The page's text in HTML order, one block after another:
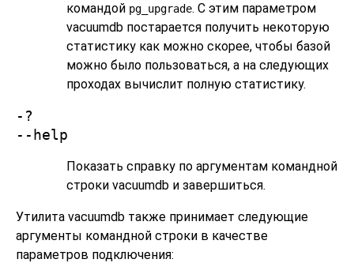
командой pg_upgrade. С этим параметром
vacuumdb постарается получить некоторую
статистику как можно скорее, чтобы базой
можно было пользоваться, а на следующих
проходах вычислит полную статистику.
-?
--help
Показать справку по аргументам командной
строки vacuumdb и завершиться.
Утилита vacuumdb также принимает следующие
аргументы командной строки в качестве
параметров подключения: